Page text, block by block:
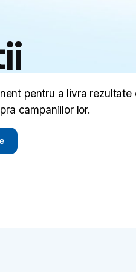
pentru a livra
campaniilor lor.